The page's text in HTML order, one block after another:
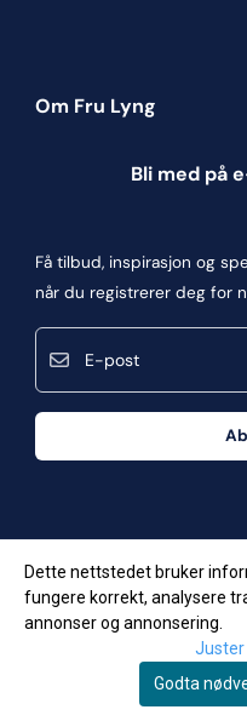
Om Fru Lyng
Informasjonskapsler
Kontakt oss
Kjøpsbetingelser
Frakt og retur
Våre butikker
Bli med på
Få tilbud, inspirasjon og
når du registrerer deg for
© Copyright
Dette nettstedet bruker
fungere korrekt, analysere
annonser og annonsering.
Juster
Godta